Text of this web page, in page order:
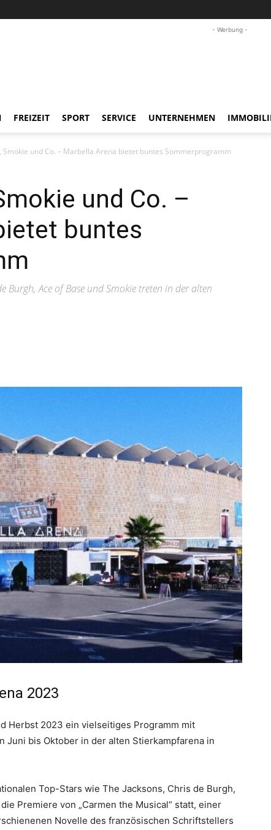
- Werbung -
FREIZEIT SPORT SERVICE UNTERNEHMEN
Smokie und Co. – Marbella Arena bietet buntes Sommerprogramm
und Co. –
buntes
Burgh, Ace of Base und Smokie treten in der alten
2023
Herbst 2023 ein vielseitiges Programm mit
Juni bis Oktober in der alten Stierkampfarena in
Top-Stars wie The Jacksons, Chris de Burgh,
Premiere von „Carmen the Musical“ statt, einer
Novelle des französischen Schriftstellers